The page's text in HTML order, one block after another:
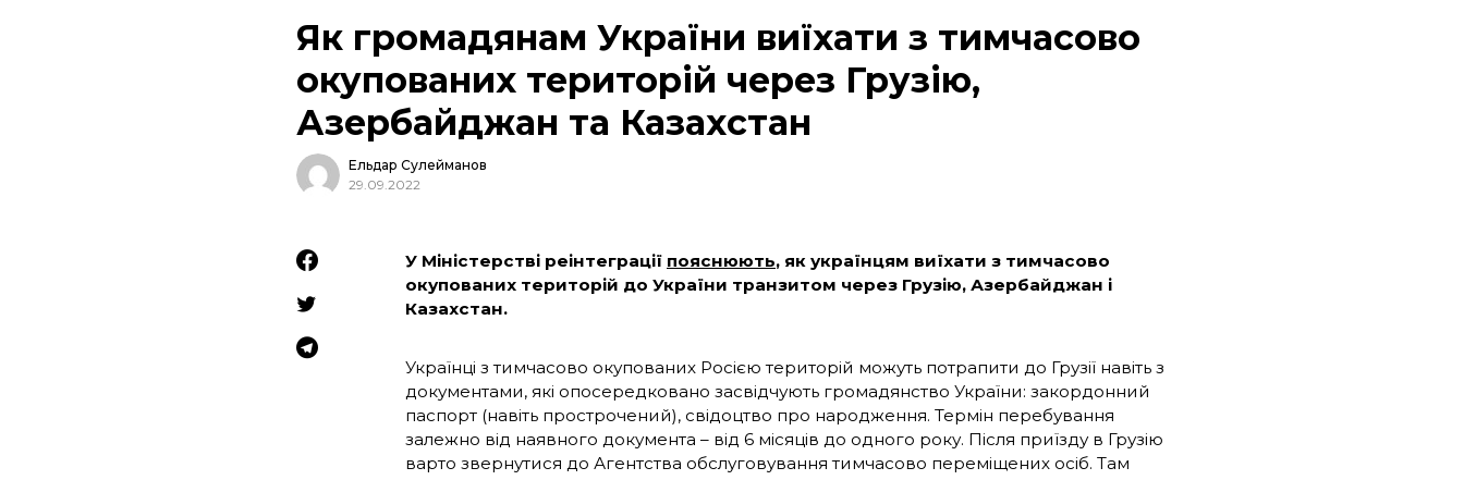
Як громадянам України виїхати з тимчасово
окупованих територій через Грузію,
Азербайджан та Казахстан
Ельдар Сулейманов
29.09.2022
У Міністерстві реінтеграції пояснюють, як українцям виїхати з тимчасово
окупованих територій до України транзитом через Грузію, Азербайджан і
Казахстан.
Українці з тимчасово окупованих Росією територій можуть потрапити до Грузії навіть з
документами, які опосередковано засвідчують громадянство України: закордонний
паспорт (навіть прострочений), свідоцтво про народження. Термін перебування
залежно від наявного документа – від 6 місяців до одного року. Після приїзду в Грузію
варто звернутися до Агентства обслуговування тимчасово переміщених осіб. Там